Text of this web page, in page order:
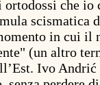
che io
scismatica
in cui il
(un altro
Ivo